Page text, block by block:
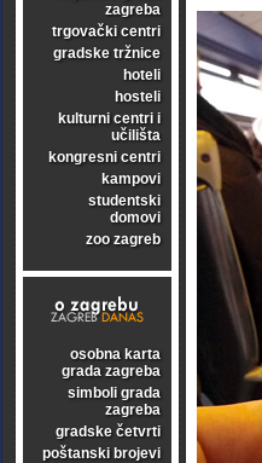
zagreba
trgovački centri
gradske tržnice
hoteli
hosteli
kulturni centri i
učilišta
kongresni centri
kampovi
studentski
domovi
zoo zagreb
osobna karta
grada zagreba
simboli grada
zagreba
gradske četvrti
poštanski brojevi